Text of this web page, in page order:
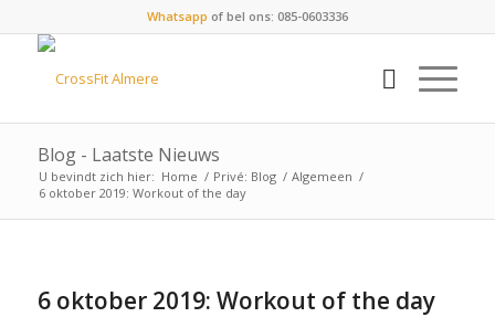
Whatsapp of bel ons: 085-0603336
Blog - Laatste Nieuws
U bevindt zich hier: Home / Privé: Blog / Algemeen /
6 oktober 2019: Workout of the day
6 oktober 2019: Workout of the day